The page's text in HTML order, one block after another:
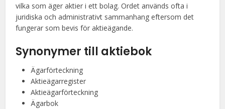
vilka som äger aktier i ett bolag. Ordet används ofta i
juridiska och administrativt sammanhang eftersom det
fungerar som bevis för aktieägande.
Synonymer till aktiebok
Ägarförteckning
Aktieägarregister
Aktieägarförteckning
Ägarbok